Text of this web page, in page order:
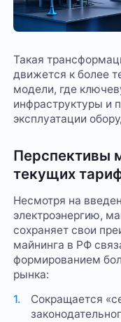
Такая
движется к более
модели, где
инфраструктуры и
эксплуатации
Перспективы
текущих
Несмотря на
электроэнергию,
сохраняет свои
майнинга в РФ
формированием
рынка:
Сокращается